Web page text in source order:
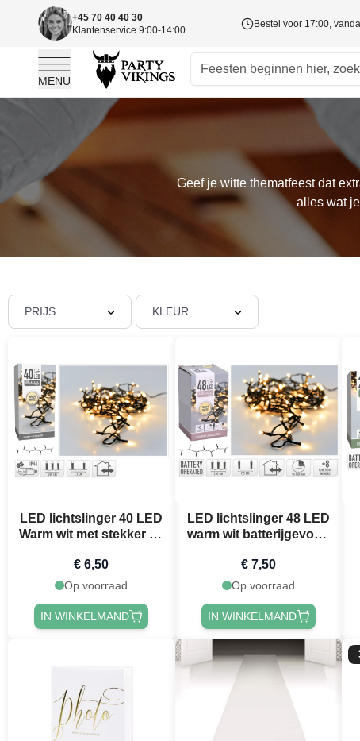
+45 70 40 40 30
Klantenservice 9:00-14:00
Bestel voor 17:00,
MENU
Ga naar de inhoud
Geef je witte thematfeest dat
alles wat
PRIJS KLEUR
LED lichtslinger 40 LED
Warm wit met stekker - 3
€ 6,50
Op voorraad
IN WINKELMAND
LED lichtslinger 48 LED
warm wit batterijgevoed
€ 7,50
Op voorraad
IN WINKELMAND